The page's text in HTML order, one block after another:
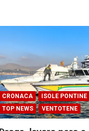
CRONACA ISOLE PONTINE
TOP NEWS
VENTOTENE